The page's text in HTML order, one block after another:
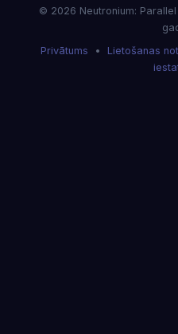
© 2026 Neutronium:
Privātums • Lietošanas